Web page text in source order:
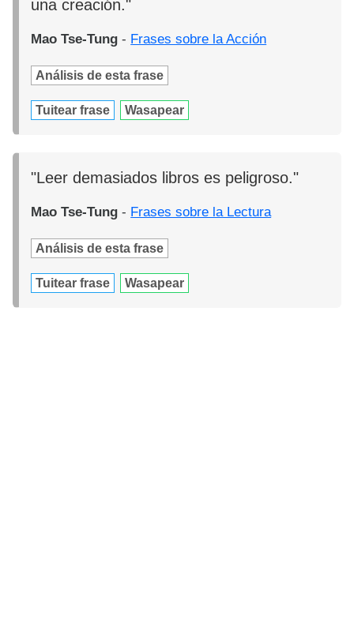
una creación."
Mao Tse-Tung - Frases sobre la Acción
Análisis de esta frase
Tuitear frase Wasapear
"Leer demasiados libros es peligroso."
Mao Tse-Tung - Frases sobre la Lectura
Análisis de esta frase
Tuitear frase Wasapear